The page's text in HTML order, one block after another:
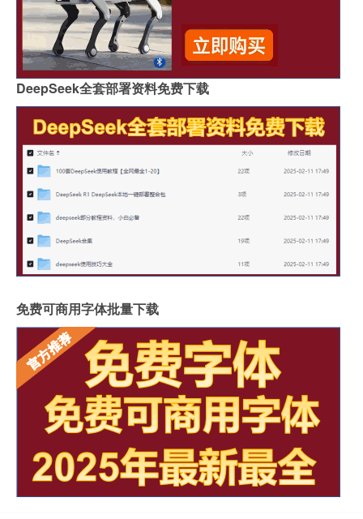
DeepSeek全套部署资料免费下载
免费可商用字体批量下载